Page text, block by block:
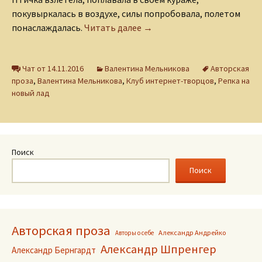
покувыркалась в воздухе, силы попробовала, полетом
понаслаждалась. Читать далее Птичка Регги, или Счастье
→
Чат от 14.11.2016 Валентина Мельникова
Авторская
проза, Валентина Мельникова, Клуб интернет-творцов, Репка на
новый лад
Поиск
Поиск
Авторская проза Авторы о себе Александр Андрейко
Александр Бернгардт Александр Шпренгер